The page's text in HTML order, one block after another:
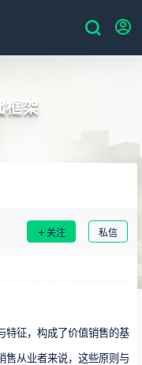
框架
关注 私信
特征，构成了价值销售的基
售从业者来说，这些原则与